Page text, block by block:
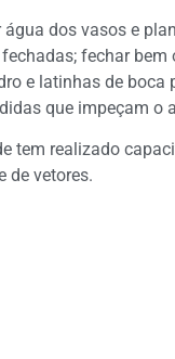
dos vasos e
fechar
e latinhas de
que impeçam o
tem realizado
de vetores.